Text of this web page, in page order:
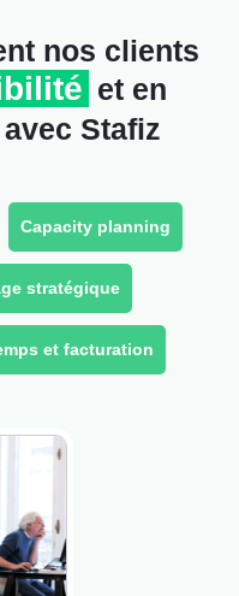
nos clients
et en
avec Stafiz
Capacity planning
stratégique
et facturation